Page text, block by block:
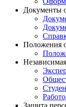
Документы
Положения
Защита